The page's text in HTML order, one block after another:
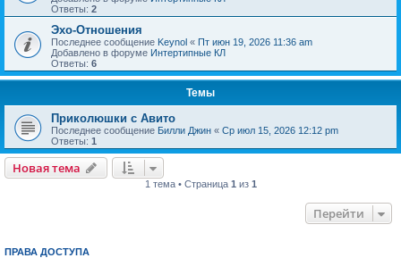
Ответы: 2
Эхо-Отношения
Последнее сообщение Keynol « Пт июн 19, 2026 11:36 am
Добавлено в форуме Интертипные КЛ
Ответы: 6
Темы
Приколюшки с Авито
Последнее сообщение Билли Джин « Ср июл 15, 2026 12:12 pm
Ответы: 1
Новая тема
1 тема • Страница 1 из 1
Перейти
ПРАВА ДОСТУПА